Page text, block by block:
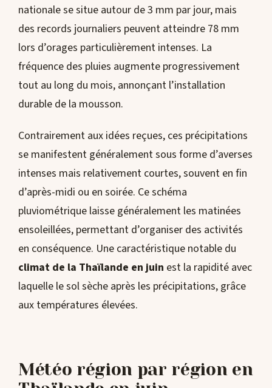
nationale se situe autour de 3 mm par jour, mais
des records journaliers peuvent atteindre 78 mm
lors d’orages particulièrement intenses. La
fréquence des pluies augmente progressivement
tout au long du mois, annonçant l’installation
durable de la mousson.
Contrairement aux idées reçues, ces précipitations
se manifestent généralement sous forme d’averses
intenses mais relativement courtes, souvent en fin
d’après-midi ou en soirée. Ce schéma
pluviométrique laisse généralement les matinées
ensoleillées, permettant d’organiser des activités
en conséquence. Une caractéristique notable du
climat de la Thaïlande en juin est la rapidité avec
laquelle le sol sèche après les précipitations, grâce
aux températures élevées.
Météo région par région en